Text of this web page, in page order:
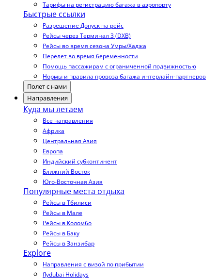
Тарифы на регистрацию багажа в аэропорту
Быстрые ссылки
Разрешение Допуск на рейс
Рейсы через Терминал 3 (DXB)
Рейсы во время сезона Умры/Хаджа
Перелет во время беременности
Помощь пассажирам с ограниченной подвижностью
Нормы и правила провоза багажа интерлайн-партнеров
Полет с нами
Направления
Куда мы летаем
Все направления
Африка
Центральная Азия
Европа
Индийский субконтинент
Ближний Восток
Юго-Восточная Азия
Популярные места отдыха
Рейсы в Тбилиси
Рейсы в Мале
Рейсы в Коломбо
Рейсы в Баку
Рейсы в Занзибар
Explore
Направления с визой по прибытии
flydubai Holidays